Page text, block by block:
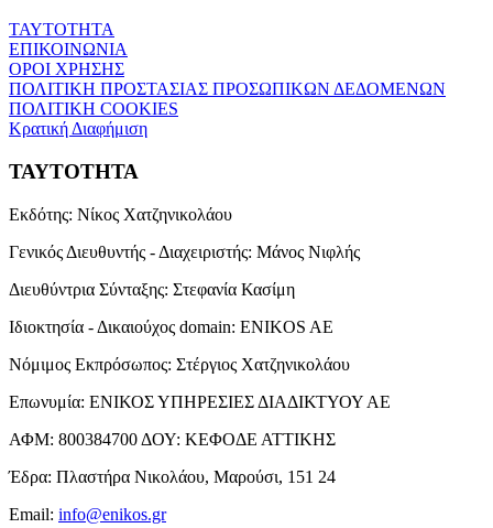
ΤΑΥΤΟΤΗΤΑ
ΕΠΙΚΟΙΝΩΝΙΑ
ΟΡΟΙ ΧΡΗΣΗΣ
ΠΟΛΙΤΙΚΗ ΠΡΟΣΤΑΣΙΑΣ ΠΡΟΣΩΠΙΚΩΝ ΔΕΔΟΜΕΝΩΝ
ΠΟΛΙΤΙΚΗ COOKIES
Κρατική Διαφήμιση
ΤΑΥΤΟΤΗΤΑ
Εκδότης: Νίκος Χατζηνικολάου
Γενικός Διευθυντής - Διαχειριστής: Μάνος Νιφλής
Διευθύντρια Σύνταξης: Στεφανία Κασίμη
Ιδιοκτησία - Δικαιούχος domain: ENIKOS AE
Νόμιμος Εκπρόσωπος: Στέργιος Χατζηνικολάου
Επωνυμία: ΕΝΙΚΟΣ ΥΠΗΡΕΣΙΕΣ ΔΙΑΔΙΚΤΥΟΥ ΑΕ
ΑΦΜ: 800384700 ΔΟΥ: ΚΕΦΟΔΕ ΑΤΤΙΚΗΣ
Έδρα: Πλαστήρα Νικολάου, Μαρούσι, 151 24
Email: info@enikos.gr